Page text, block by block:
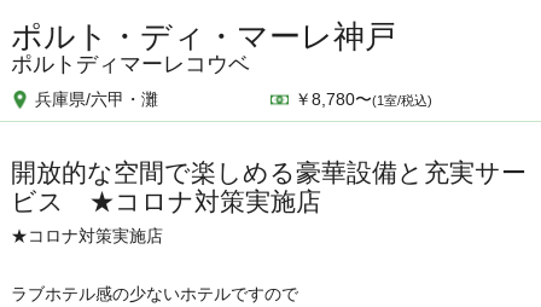
ポルト・ディ・マーレ神戸
ポルトディマーレコウベ
兵庫県/六甲・灘 ￥8,780〜(1室/税込)
開放的な空間で楽しめる豪華設備と充実サー
ビス ★コロナ対策実施店
★コロナ対策実施店
ラブホテル感の少ないホテルですので